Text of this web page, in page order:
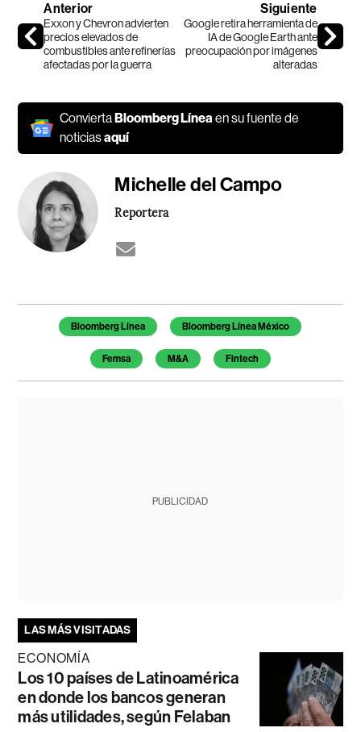
Anterior
Exxon y Chevron advierten
precios elevados de
combustibles ante refinerías
afectadas por la guerra
Siguiente
Google retira herramienta de
IA de Google Earth ante
preocupación por imágenes
alteradas
ConviertaBloomberg Líneaen su fuente de
noticiasaquí
Michelle del Campo
Reportera
Temas de este artículo
Bloomberg Línea Bloomberg Línea México
Femsa M&A Fintech
PUBLICIDAD
LAS MÁS VISITADAS
ECONOMÍA
Los 10 países de Latinoamérica
en donde los bancos generan
más utilidades, según Felaban